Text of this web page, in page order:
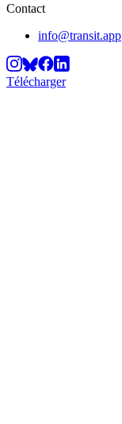
Contact
info@transit.app
Télécharger